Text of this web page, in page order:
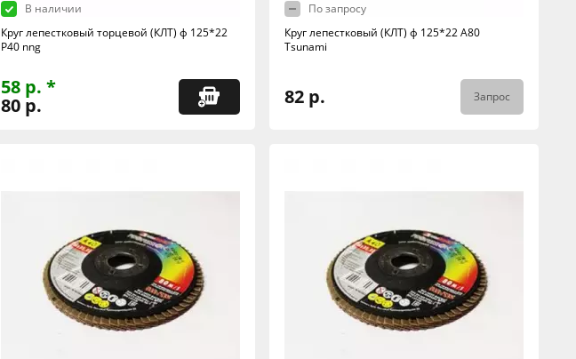
В наличии
Круг лепестковый торцевой (КЛТ) ф 125*22
Р40 nng
58 р. *
80 р.
По запросу
Круг лепестковый (КЛТ) ф 125*22 А80
Tsunami
82 р. Запрос